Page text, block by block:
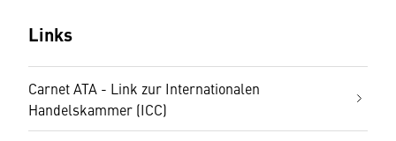
Links
Carnet ATA - Link zur Internationalen
Handelskammer (ICC)